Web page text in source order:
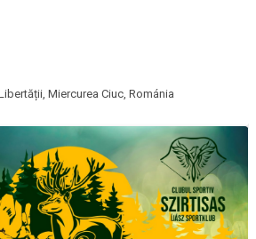
Miercurea Ciuc, Románia